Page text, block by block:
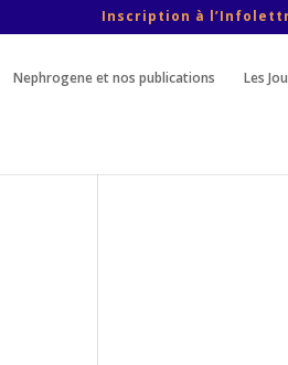
Inscription à
Nephrogene et nos publications Les